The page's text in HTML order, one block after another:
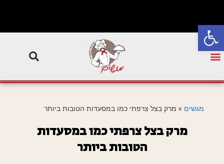
פתח סרגל נגישות
מגשים » מרק בצל צרפתי כמו במסעדות הטובות ביותר
מרק בצל צרפתי כמו במסעדות
הטובות ביותר